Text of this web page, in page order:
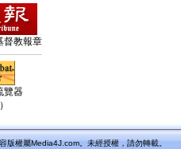
督教報章
覽器
版權屬Media4J.com。未經授權，請勿轉載。